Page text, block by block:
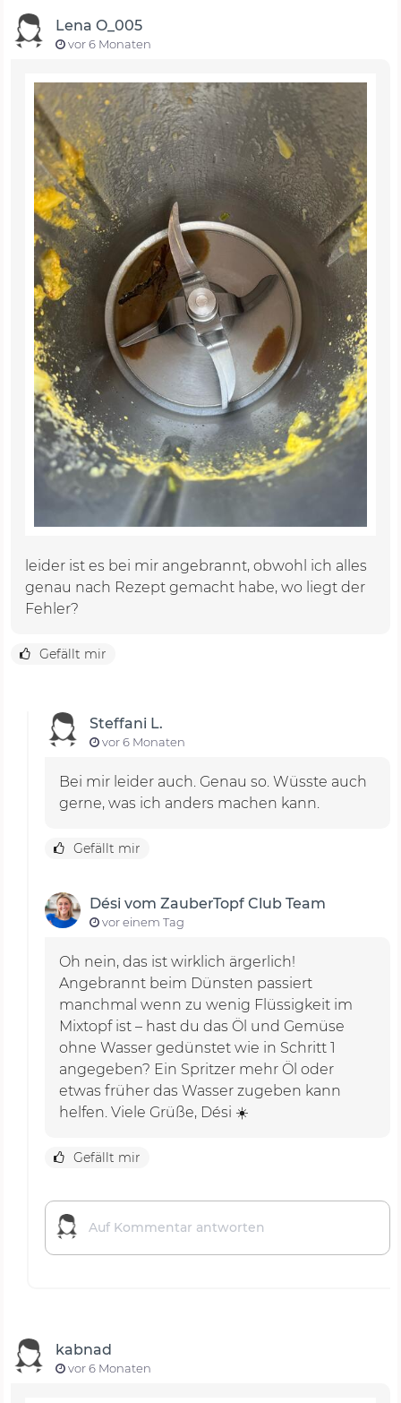
Lena O_005
vor 6 Monaten
leider ist es bei mir angebrannt, obwohl ich alles
genau nach Rezept gemacht habe, wo liegt der
Fehler?
Gefällt mir
Steffani L.
vor 6 Monaten
Bei mir leider auch. Genau so. Wüsste auch
gerne, was ich anders machen kann.
Gefällt mir
Dési vom ZauberTopf Club Team
vor einem Tag
Oh nein, das ist wirklich ärgerlich!
Angebrannt beim Dünsten passiert
manchmal wenn zu wenig Flüssigkeit im
Mixtopf ist – hast du das Öl und Gemüse
ohne Wasser gedünstet wie in Schritt 1
angegeben? Ein Spritzer mehr Öl oder
etwas früher das Wasser zugeben kann
helfen. Viele Grüße, Dési ☀️
Gefällt mir
kabnad
vor 6 Monaten